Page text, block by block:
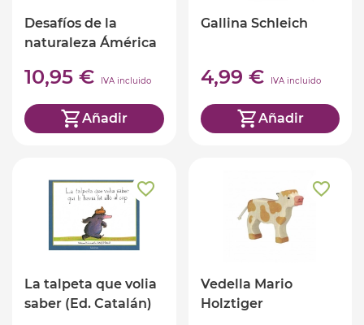
Desafíos de la
naturaleza Ámérica
10,95 € IVA incluido
Añadir
Gallina Schleich
4,99 € IVA incluido
Añadir
La talpeta que volia
saber (Ed. Catalán)
Vedella Mario
Holztiger